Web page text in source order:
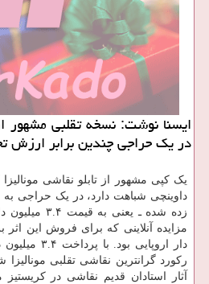
ایسنا نوشت: نسخه تقلبی مشهور از
در یک حراجی چندین برابر ارزش
یک کپی مشهور از تابلو نقاشی مونالیزا
زده شده ـ
مزایده آنلاینی که برای فروش این
دار اروپایی
رکورد گرانترین نقاشی تقلبی
آثار استادان قدیم نقاشی در